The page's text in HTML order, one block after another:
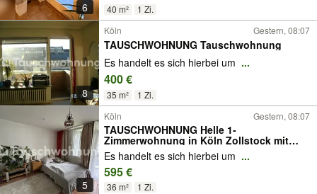
6 40 m² 1 Zi.
8
Köln Gestern, 08:07
TAUSCHWOHNUNG Tauschwohnung
Es handelt es sich hierbei um ...
400 €
35 m² 1 Zi.
5
Köln Gestern, 08:07
TAUSCHWOHNUNG Helle 1-
Zimmerwohnung in Köln Zollstock mit
großem Balkon
Es handelt es sich hierbei um ...
595 €
36 m² 1 Zi.